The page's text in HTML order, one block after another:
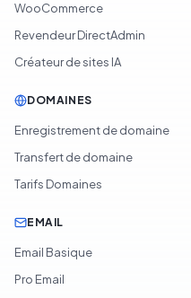
WooCommerce
Revendeur DirectAdmin
Créateur de sites IA
DOMAINES
Enregistrement de domaine
Transfert de domaine
Tarifs Domaines
EMAIL
Email Basique
Pro Email